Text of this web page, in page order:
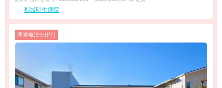
都城明生病院
理学療法士(PT)